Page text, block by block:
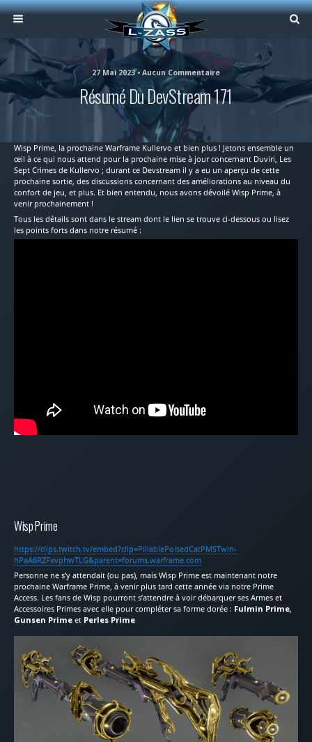
27 Mai 2023 • Aucun Commentaire
Résumé Du DevStream 171
Wisp Prime, la prochaine Warframe Kullervo et bien plus ! Jetons ensemble un
œil à ce qui nous attend pour la prochaine mise à jour concernant Duviri, Les
Sept Crimes de Kullervo ; durant ce Devstream il y a eu un aperçu de cette
prochaine sortie, des discussions concernant des améliorations au niveau du
confort de jeu, et plus. Et bien entendu, nous avons dévoilé Wisp Prime, à
venir prochainement !
Tous les détails sont dans le stream dont le lien se trouve ci-dessous ou lisez
les points forts dans notre résumé :
Wisp Prime
https://clips.twitch.tv/embed?clip=PiliablePoisedCatPMSTwin-
hPaA6RZFxvphwTLG&parent=forums.warframe.com
Personne ne s’y attendait (ou pas), mais Wisp Prime est maintenant notre
prochaine Warframe Prime, à venir plus tard cette année via notre Prime
Access. Les fans de Wisp pourront s’attendre à voir débarquer ses Armes et
Accessoires Primes avec elle pour compléter sa forme dorée : Fulmin Prime
Gunsen Prime et Perles Prime